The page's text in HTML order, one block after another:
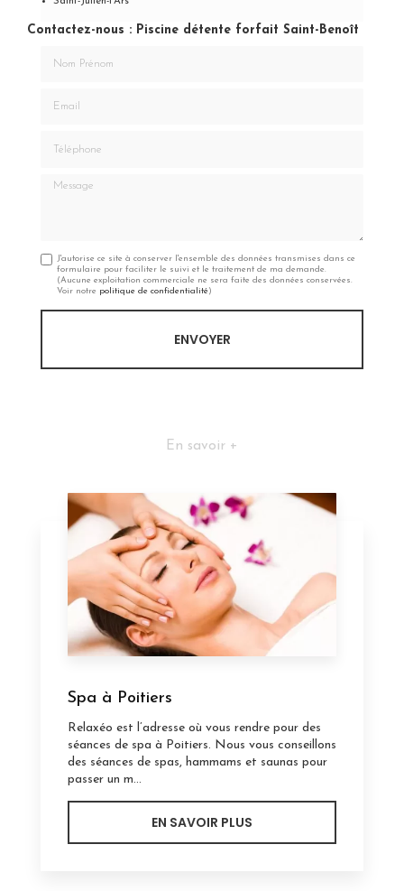
Contactez-nous : Piscine détente forfait Saint-Benoît
Message
J'autorise ce site à conserver l'ensemble des données transmises dans ce
formulaire pour faciliter le suivi et le traitement de ma demande.
(Aucune exploitation commerciale ne sera faite des données conservées.
Voir notre politique de confidentialité)
En savoir +
Spa à Poitiers
Relaxéo est l’adresse où vous rendre pour des
séances de spa à Poitiers. Nous vous conseillons
des séances de spas, hammams et saunas pour
passer un m...
EN SAVOIR PLUS